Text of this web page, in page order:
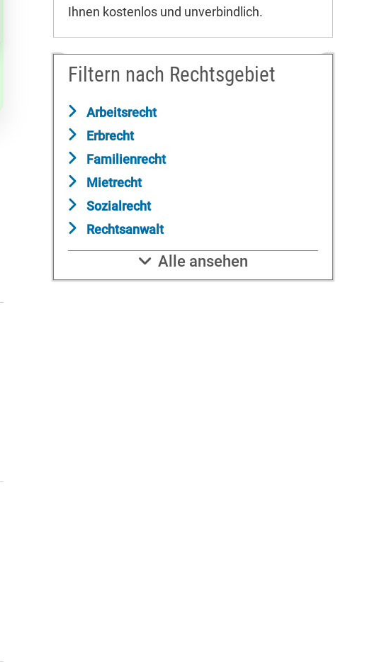
Ihnen kostenlos und unverbindlich.
Filtern nach Rechtsgebiet
Arbeitsrecht
Erbrecht
Familienrecht
Mietrecht
Sozialrecht
Rechtsanwalt
Alle ansehen